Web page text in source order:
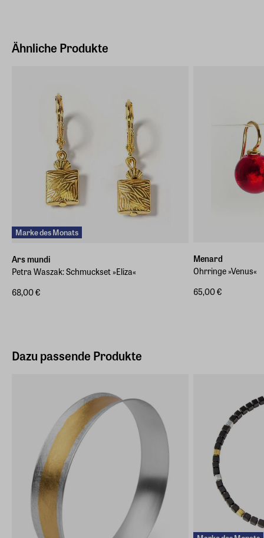
Deutschland (EU)
Ähnliche Produkte
Marke des Monats
Ars mundi
Petra Waszak: Schmuckset »Eliza«
68,00 €
Menard
Ohrringe »Venus«
65,00 €
Dazu passende Produkte